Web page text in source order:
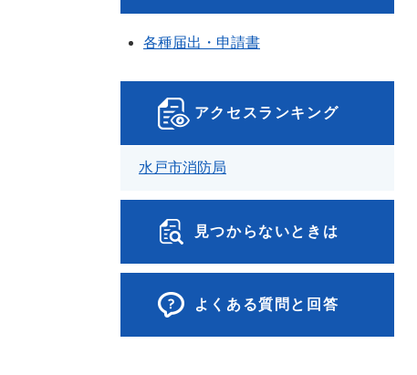
各種届出・申請書
アクセスランキング
水戸市消防局
見つからないときは
よくある質問と回答